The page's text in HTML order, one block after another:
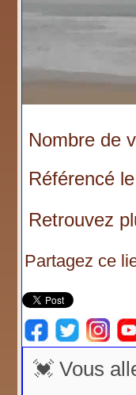
Nombre de
Référencé
Retrouvez
Partagez ce
💓 Vous